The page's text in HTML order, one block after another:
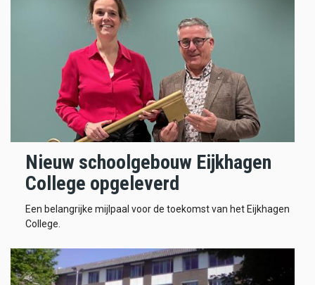
Nieuw schoolgebouw Eijkhagen
College opgeleverd
Een belangrijke mijlpaal voor de toekomst van het Eijkhagen
College.